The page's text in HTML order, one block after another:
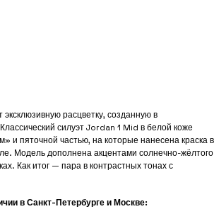
расцветку, созданную в
силуэт Jordan 1 Mid в белой коже
и пяточной частью, на которые нанесена краска в
Модель дополнена акцентами солнечно-жёлтого
Как итог — пара в контрастных тонах с
в Санкт-Петербурге и Москве: